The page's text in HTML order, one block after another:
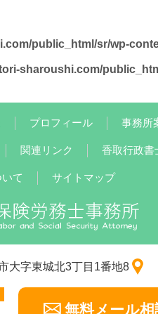
public_html/sr/wp-
sharoushi.com/
プロフィール 事務所
関連リンク 香取行政書
て サイトマップ
大字東城北3丁目1番地8
無料メール相